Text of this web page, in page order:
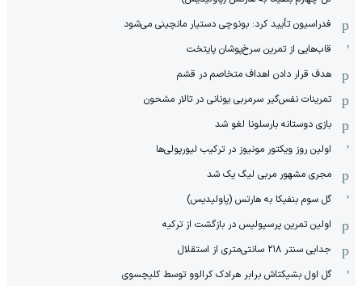
فدراسیون تأیید کرد: بونوچی دستیار مانچینی می‌شود
قاب‌هایی از تمرین سرخ‌پوشان پایتخت
هدف قرار دادن اهداف متخاصم در قشم
‏تمرینات نفس‌گیر سرمربی یونانی در تالار مشحون
بازی دوستانه بارسلونا لغو شد
اولین روز ویکتور مونیوز در ترکیب لیورپولی‌ها
مجری مشهور مربی لیگ یک شد
گل سوم بنفیکا به هارتس (پاولیدیس)
اولین تمرین پرسپولیس در بازگشت از ترکیه
جدایی سنتر ۲۱۸ سانتی‌متری از استقلال
گل اول بشیکتاش برابر هرادک کرالوو توسط کلیچسوی